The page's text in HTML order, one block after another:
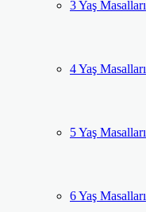
3 Yaş Masalları
4 Yaş Masalları
5 Yaş Masalları
6 Yaş Masalları